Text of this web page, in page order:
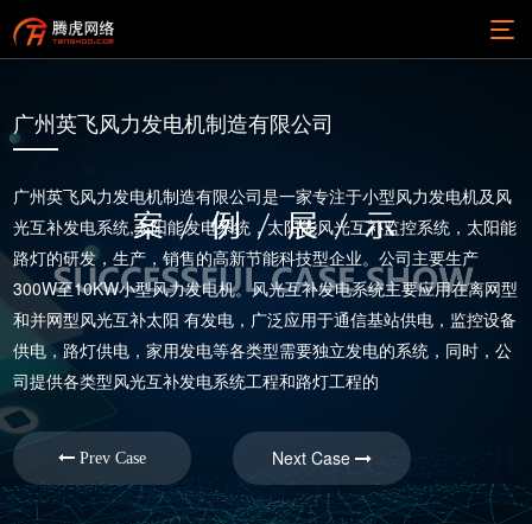
广州英飞风力发电机制造有限公司
广州英飞风力发电机制造有限公司是一家专注于小型风力发电机及风
光互补发电系统,太阳能发电系统，太阳能风光互补监控系统，太阳能
路灯的研发，生产，销售的高新节能科技型企业。公司主要生产
300W至10KW小型风力发电机。风光互补发电系统主要应用在离网型
和并网型风光互补太阳 有发电，广泛应用于通信基站供电，监控设备
供电，路灯供电，家用发电等各类型需要独立发电的系统，同时，公
司提供各类型风光互补发电系统工程和路灯工程的
Prev Case Next Case